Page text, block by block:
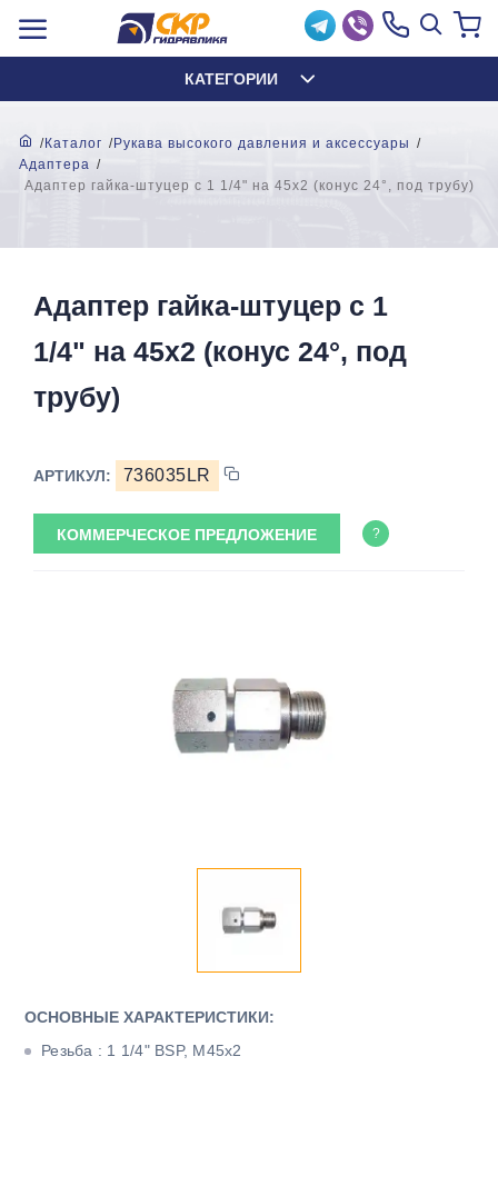
КАТЕГОРИИ
Каталог
Рукава высокого давления и аксессуары
Адаптера
Адаптер гайка-штуцер с 1 1/4" на 45x2 (конус 24°, под трубу)
Адаптер гайка-штуцер с 1
1/4" на 45x2 (конус 24°, под
трубу)
АРТИКУЛ: 736035LR
КОММЕРЧЕСКОЕ ПРЕДЛОЖЕНИЕ ?
ОСНОВНЫЕ ХАРАКТЕРИСТИКИ:
Резьба : 1 1/4" BSP, М45х2